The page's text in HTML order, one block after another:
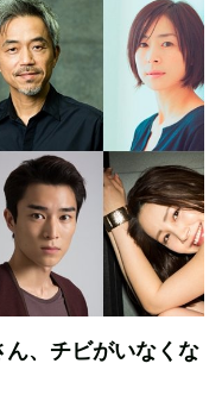
、チビがいなくな